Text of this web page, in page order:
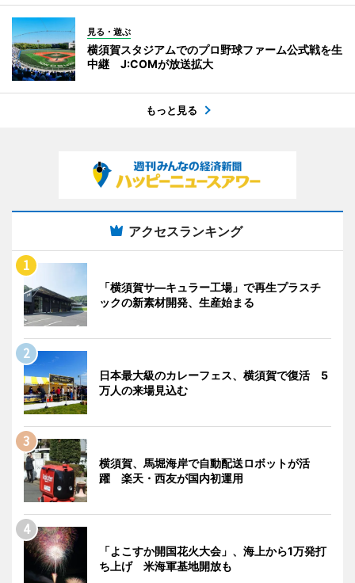
見る・遊ぶ
横須賀スタジアムでのプロ野球ファーム公式戦を生
中継 J:COMが放送拡大
もっと見る
アクセスランキング
「横須賀サ―キュラー工場」で再生プラスチ
ックの新素材開発、生産始まる
日本最大級のカレーフェス、横須賀で復活 5
万人の来場見込む
横須賀、馬堀海岸で自動配送ロボットが活
躍 楽天・西友が国内初運用
「よこすか開国花火大会」、海上から1万発打
ち上げ 米海軍基地開放も